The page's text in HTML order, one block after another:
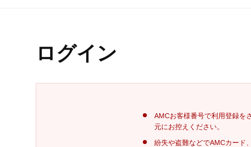
ログイン
AMCお客様番号で利用登録を
元にお控えください。
紛失や盗難などでAMCカード